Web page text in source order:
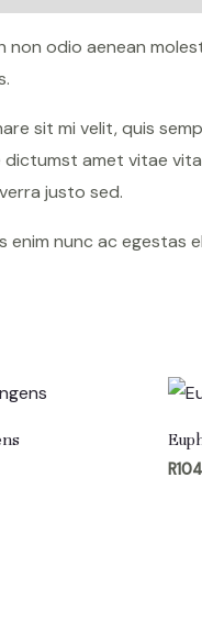
non odio aenean
sit mi velit, quis
amet vitae
justo sed.
nunc ac egestas
R